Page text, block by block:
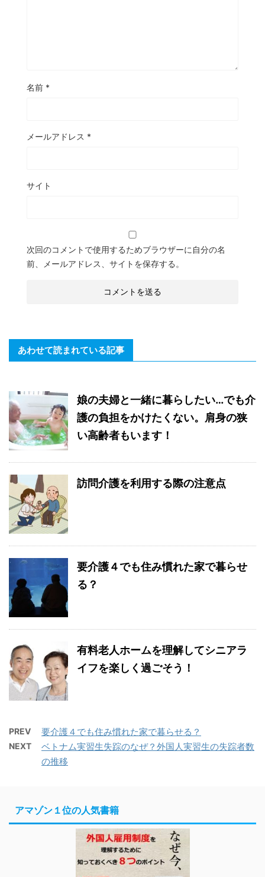
名前 *
メールアドレス *
サイト
次回のコメントで使用するためブラウザーに自分の名
前、メールアドレス、サイトを保存する。
あわせて読まれている記事
娘の夫婦と一緒に暮らしたい…でも介
護の負担をかけたくない。肩身の狭
い高齢者もいます！
訪問介護を利用する際の注意点
要介護４でも住み慣れた家で暮らせ
る？
有料老人ホームを理解してシニアラ
イフを楽しく過ごそう！
PREV 要介護４でも住み慣れた家で暮らせる？
NEXT
ベトナム実習生失踪のなぜ？外国人実習生の失踪者数
の推移
アマゾン１位の人気書籍